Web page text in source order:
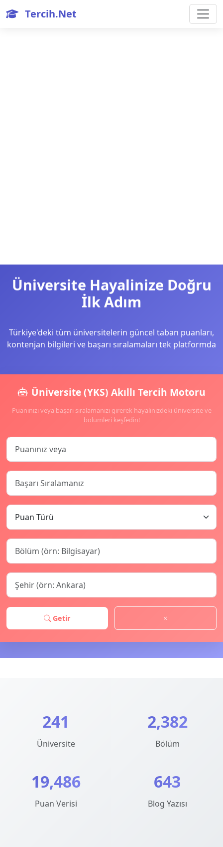
Tercih.Net
Üniversite Hayalinize Doğru
İlk Adım
Türkiye'deki tüm üniversitelerin güncel taban puanları,
kontenjan bilgileri ve başarı sıralamaları tek platformda
Üniversite (YKS) Akıllı Tercih Motoru
Puanınızı veya başarı sıralamanızı girerek hayalinizdeki üniversite ve
bölümleri keşfedin!
Getir
241
Üniversite
2,382
Bölüm
19,486
Puan Verisi
643
Blog Yazısı